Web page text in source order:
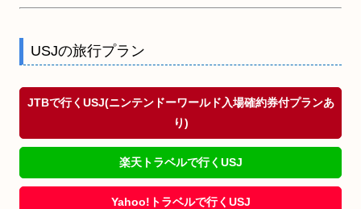
USJの旅行プラン
JTBで行くUSJ(ニンテンドーワールド入場確約券付プランあ
り)
楽天トラベルで行くUSJ
Yahoo!トラベルで行くUSJ